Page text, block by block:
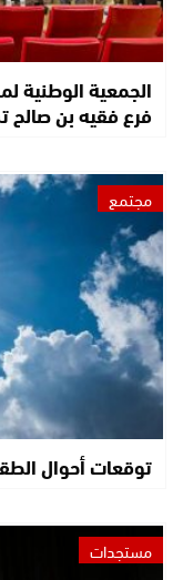
الجمعية الوطنية
فرع فقيه بن صالح
مجتمع
توقعات أحوال
مستجدات